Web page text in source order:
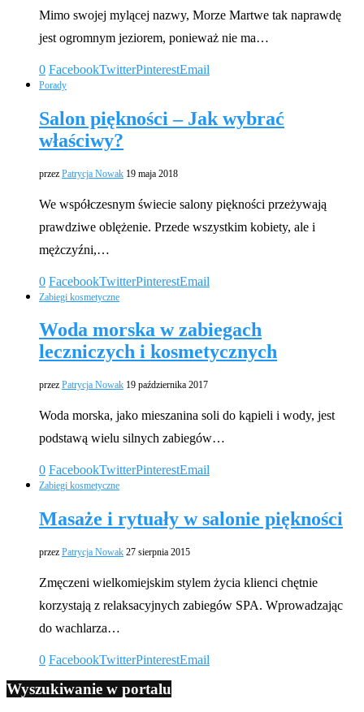
Mimo swojej mylącej nazwy, Morze Martwe tak naprawdę
jest ogromnym jeziorem, ponieważ nie ma…
0 FacebookTwitterPinterestEmail
Porady
Salon piękności – Jak wybrać
właściwy?
przez Patrycja Nowak 19 maja 2018
We współczesnym świecie salony piękności przeżywają
prawdziwe oblężenie. Przede wszystkim kobiety, ale i
mężczyźni,…
0 FacebookTwitterPinterestEmail
Zabiegi kosmetyczne
Woda morska w zabiegach
leczniczych i kosmetycznych
przez Patrycja Nowak 19 października 2017
Woda morska, jako mieszanina soli do kąpieli i wody, jest
podstawą wielu silnych zabiegów…
0 FacebookTwitterPinterestEmail
Zabiegi kosmetyczne
Masaże i rytuały w salonie piękności
przez Patrycja Nowak 27 sierpnia 2015
Zmęczeni wielkomiejskim stylem życia klienci chętnie
korzystają z relaksacyjnych zabiegów SPA. Wprowadzając
do wachlarza…
0 FacebookTwitterPinterestEmail
Wyszukiwanie w portalu